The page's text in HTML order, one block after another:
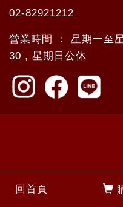
回首頁
02-82921212
營業時間 ： 星期一至
30，星期日公休